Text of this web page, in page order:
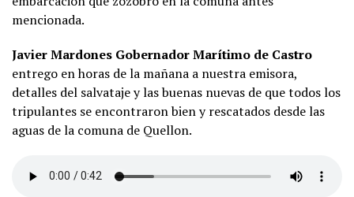
mencionada.
Javier Mardones Gobernador Marítimo de Castro
entrego en horas de la mañana a nuestra emisora,
detalles del salvataje y las buenas nuevas de que todos los
tripulantes se encontraron bien y rescatados desde las
aguas de la comuna de Quellon.